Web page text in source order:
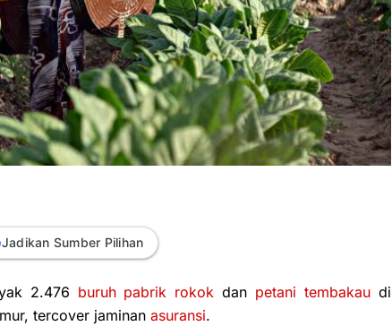
Jadikan Sumber Pilihan
2.476 buruh pabrik rokok dan petani tembakau di
tercover jaminan asuransi.